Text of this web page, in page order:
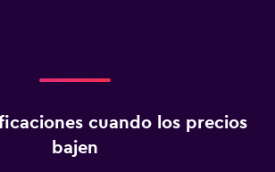
cuando los precios
bajen